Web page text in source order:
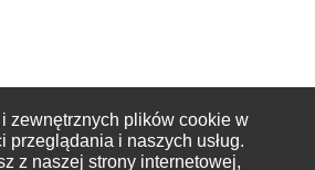
zewnętrznych plików cookie w
przeglądania i naszych usług.
z naszej strony internetowej,